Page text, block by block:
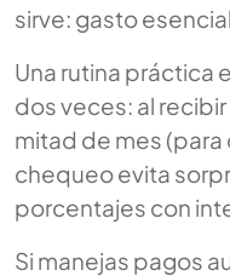
sirve: gasto
Una rutina práctica
dos veces: al recibir
mitad de mes
chequeo evita
porcentajes con
Si manejas pagos